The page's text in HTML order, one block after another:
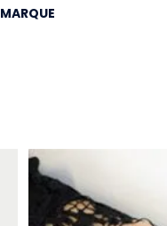
MARQUE